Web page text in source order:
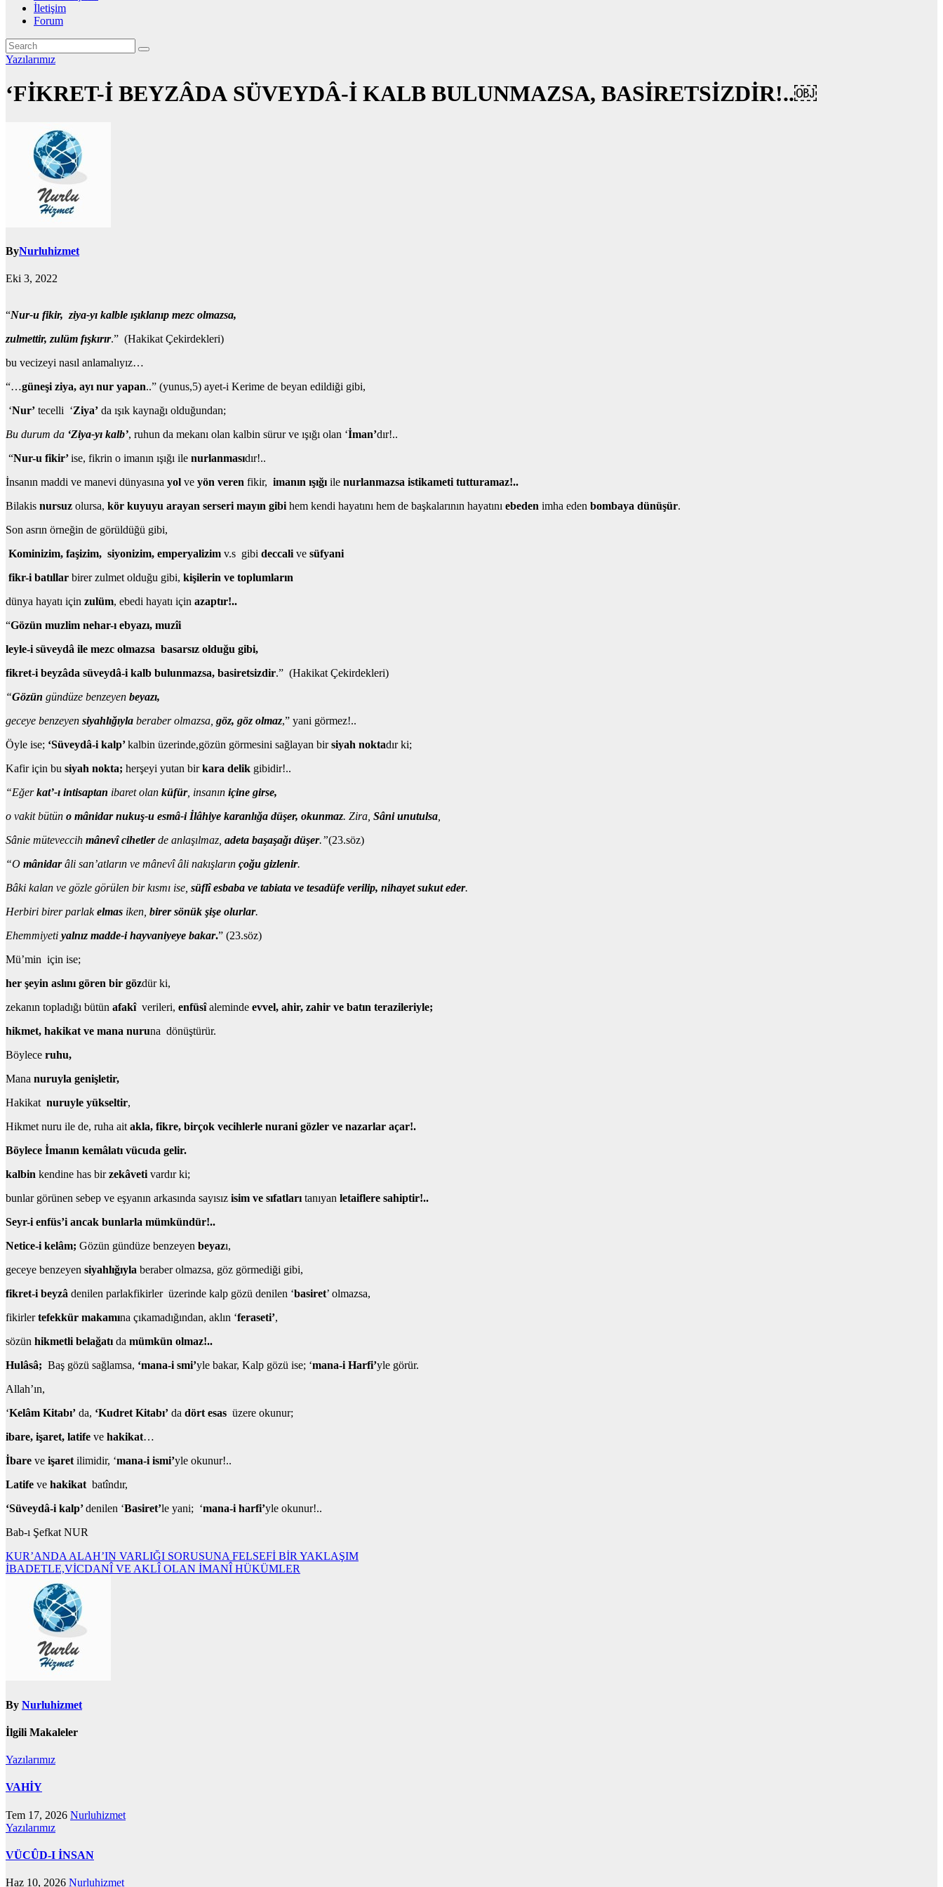
İletişim
Forum
Yazılarımız
‘FİKRET-İ BEYZÂDA SÜVEYDÂ-İ KALB BULUNMAZSA, BASİRETSİZDİR!..￼
ByNurluhizmet
Eki 3, 2022
“Nur-u fikir, ziya-yı kalble ışıklanıp mezc olmazsa,
zulmettir, zulüm fışkırır.” (Hakikat Çekirdekleri)
bu vecizeyi nasıl anlamalıyız…
“…güneşi ziya, ayı nur yapan..” (yunus,5) ayet-i Kerime de beyan edildiği gibi,
‘Nur’ tecelli ‘Ziya’ da ışık kaynağı olduğundan;
Bu durum da ‘Ziya-yı kalb’, ruhun da mekanı olan kalbin sürur ve ışığı olan ‘İman’dır!..
“Nur-u fikir’ise, fikrin o imanın ışığı ile nurlanmasıdır!..
İnsanın maddi ve manevi dünyasına yol ve yön veren fikir, imanın ışığı ile nurlanmazsa istikameti tutturamaz!..
Bilakis nursuz olursa, kör kuyuyu arayan serseri mayın gibi hem kendi hayatını hem de başkalarının hayatını ebeden imha eden bombaya dünüşür.
Son asrın örneğin de görüldüğü gibi,
Kominizim, faşizim, siyonizim, emperyalizim v.s gibi deccali ve süfyani
fikr-i batıllar birer zulmet olduğu gibi, kişilerin ve toplumların
dünya hayatı için zulüm, ebedi hayatı için azaptır!..
“Gözün muzlim nehar-ı ebyazı, muzîi
leyle-i süveydâ ile mezc olmazsa basarsız olduğu gibi,
fikret-i beyzâda süveydâ-i kalb bulunmazsa, basiretsizdir.” (Hakikat Çekirdekleri)
“Gözün gündüze benzeyen beyazı,
geceye benzeyen siyahlığıyla beraber olmazsa, göz, göz olmaz,” yani görmez!..
Öyle ise; ‘Süveydâ-i kalp’kalbin üzerinde,gözün görmesini sağlayan birsiyah noktadır ki;
Kafir için bu siyah nokta; herşeyi yutan birkara delik gibidir!..
“Eğerkat’-ı intisaptan ibaret olan küfür, insanın içine girse,
o vakit bütün o mânidar nukuş-u esmâ-i İlâhiye karanlığa düşer, okunmaz. Zira, Sâniunutulsa
Sânie müteveccih mânevî cihetlerde anlaşılmaz, adeta başaşağı düşer.”(23.söz)
“O mânidarâli san’atların ve mânevî âli nakışların çoğu gizlenir.
Bâki kalan ve gözle görülen bir kısmı ise, süflîesbaba ve tabiata ve tesadüfe verilip, nihayet sukut eder.
Herbiri birer parlakelmas iken, birer sönük şişe olurlar.
Ehemmiyeti yalnız madde-i hayvaniyeye bakar.” (23.söz)
Mü’min için ise;
her şeyin aslını gören bir gözdür ki,
zekanın topladığı bütün afakîverileri, enfüsîaleminde evvel, ahir, zahir ve batın terazileriyle;
hikmet, hakikat ve mana nuruna dönüştürür.
Böylece ruhu,
Mana nuruyla genişletir,
Hakikat nuruyle yükseltir,
Hikmet nuru ile de, ruha ait akla, fikre, birçok vecihlerle nurani gözler ve nazarlar açar!.
Böylece İmanın kemâlatı vücuda gelir.
kalbin kendine has birzekâveti vardır ki;
bunlar görünen sebep ve eşyanın arkasında sayısız isim ve sıfatları tanıyan letaiflere sahiptir!..
Seyr-i enfüs’i ancak bunlarla mümkündür!..
Netice-i kelâm; Gözün gündüze benzeyen beyazı,
geceye benzeyen siyahlığıyla beraber olmazsa, göz görmediği gibi,
fikret-i beyzâ denilen parlakfikirler üzerinde kalp gözü denilen ‘basiret’ olmazsa,
fikirlertefekkür makamına çıkamadığından, aklın ‘feraseti’,
sözün hikmetli belağatı da mümkün olmaz!..
Hulâsâ; Baş gözü sağlamsa, ‘mana-i smi’yle bakar, Kalp gözü ise; ‘mana-i Harfi’yle görür.
Allah’ın,
‘Kelâm Kitabı’ da, ‘Kudret Kitabı’ da dört esas üzere okunur;
ibare, işaret, latife ve hakikat…
İbare ve işaret ilimidir, ‘mana-i ismi’yle okunur!..
Latife ve hakikat batîndır,
‘Süveydâ-i kalp’denilen ‘Basiret’le yani; ‘mana-i harfi’yle okunur!..
Bab-ı Şefkat NUR
Yazı
gezinmesi
KUR’ANDA ALAH’IN VARLIĞI SORUSUNA FELSEFİ BİR YAKLAŞIM
İBADETLE,VİCDANÎ VE AKLÎ OLAN İMANÎ HÜKÜMLER
By Nurluhizmet
İlgili Makaleler
Yazılarımız
VAHİY
Tem 17, 2026 Nurluhizmet
Yazılarımız
VÜCÛD-I İNSAN
Haz 10, 2026 Nurluhizmet